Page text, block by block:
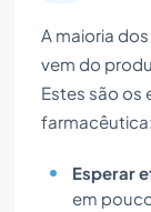
A maioria
vem do
Estes são os
farmacêutica:
Esperar
em